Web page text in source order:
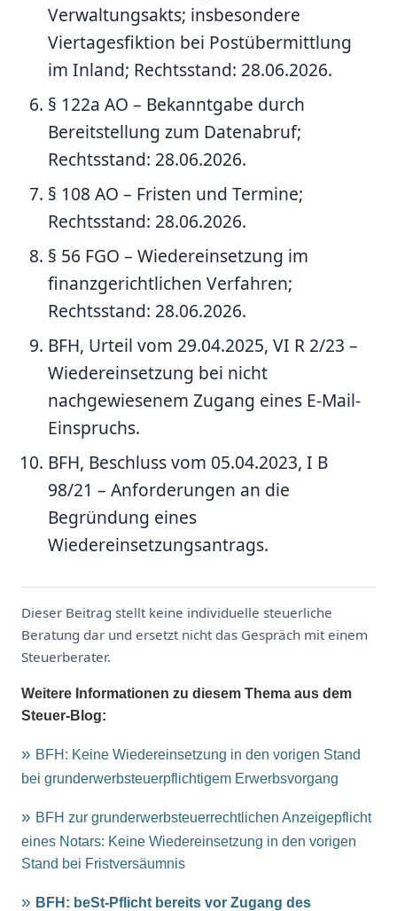
Verwaltungsakts; insbesondere
Viertagesfiktion bei Postübermittlung
im Inland; Rechtsstand: 28.06.2026.
§ 122a AO – Bekanntgabe durch
Bereitstellung zum Datenabruf;
Rechtsstand: 28.06.2026.
§ 108 AO – Fristen und Termine;
Rechtsstand: 28.06.2026.
§ 56 FGO – Wiedereinsetzung im
finanzgerichtlichen Verfahren;
Rechtsstand: 28.06.2026.
BFH, Urteil vom 29.04.2025, VI R 2/23 –
Wiedereinsetzung bei nicht
nachgewiesenem Zugang eines E-Mail-
Einspruchs.
BFH, Beschluss vom 05.04.2023, I B
98/21 – Anforderungen an die
Begründung eines
Wiedereinsetzungsantrags.
Dieser Beitrag stellt keine individuelle steuerliche
Beratung dar und ersetzt nicht das Gespräch mit einem
Steuerberater.
Weitere Informationen zu diesem Thema aus dem
Steuer-Blog:
BFH: Keine Wiedereinsetzung in den vorigen Stand
bei grunderwerbsteuerpflichtigem Erwerbsvorgang
BFH zur grunderwerbsteuerrechtlichen Anzeigepflicht
eines Notars: Keine Wiedereinsetzung in den vorigen
Stand bei Fristversäumnis
BFH: beSt-Pflicht bereits vor Zugang des